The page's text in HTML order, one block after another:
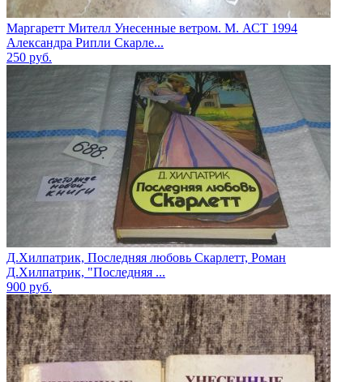
Маргаретт Мителл Унесенные ветром. М. АСТ 1994
Александра Рипли Скарле...
250 руб.
Д.Хилпатрик, Последняя любовь Скарлетт, Роман
Д.Хилпатрик, "Последняя ...
900 руб.